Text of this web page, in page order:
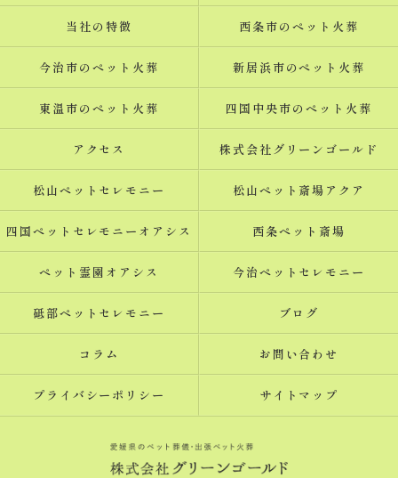
当社の特徴 西条市のペット火葬
今治市のペット火葬 新居浜市のペット火葬
東温市のペット火葬 四国中央市のペット火葬
アクセス 株式会社グリーンゴールド
松山ペットセレモニー 松山ペット斎場アクア
四国ペットセレモニーオアシス 西条ペット斎場
ペット霊園オアシス 今治ペットセレモニー
砥部ペットセレモニー ブログ
コラム お問い合わせ
プライバシーポリシー サイトマップ